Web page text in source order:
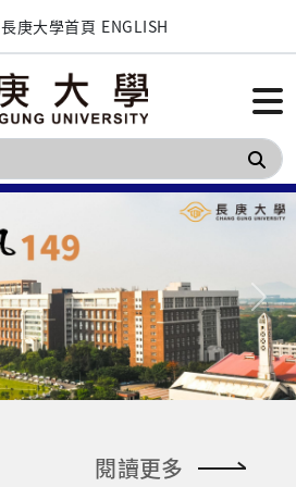
長庚大學首頁 ENGLISH
搜
Next
閱讀更多